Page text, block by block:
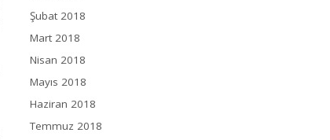
Şubat 2018
Mart 2018
Nisan 2018
Mayıs 2018
Haziran 2018
Temmuz 2018